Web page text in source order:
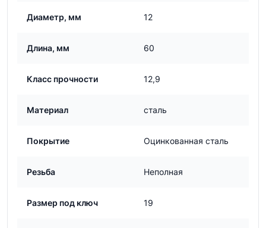
Диаметр, мм 12
Длина, мм 60
Класс прочности 12,9
Материал сталь
Покрытие Оцинкованная сталь
Резьба Неполная
Размер под ключ 19